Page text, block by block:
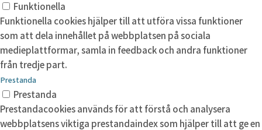
Funktionella
Funktionella cookies hjälper till att utföra vissa funktioner
som att dela innehållet på webbplatsen på sociala
medieplattformar, samla in feedback och andra funktioner
från tredje part.
Prestanda
Prestanda
Prestandacookies används för att förstå och analysera
webbplatsens viktiga prestandaindex som hjälper till att ge en